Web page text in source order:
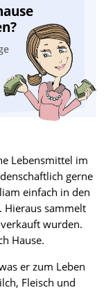
Lebensmittel im
gerne
einfach in den
sammelt
wurden.
Hause.
er zum Leben
Fleisch und